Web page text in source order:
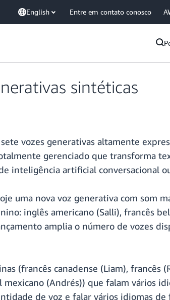
English Entre em contato conosco
sintéticas
vozes generativas altamente
gerenciado que transforma
inteligência artificial conversacional
uma nova voz generativa com som
inglês americano (Salli), francês
amplia o número de vozes
(francês canadense (Liam), francês
(Andrés)) que falam vários
de voz e falar vários idiomas